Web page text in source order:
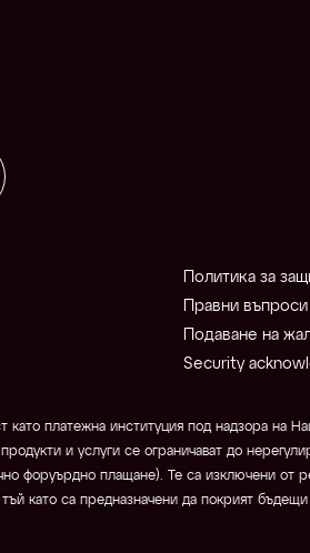
Политика за
Правни въпроси
Подаване на
Security
платежна институция под надзора на
и услуги се ограничават до
форуърдно плащане). Те са изключени от
като са предназначени да покрият